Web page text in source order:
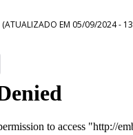
(ATUALIZADO EM 05/09/2024 -